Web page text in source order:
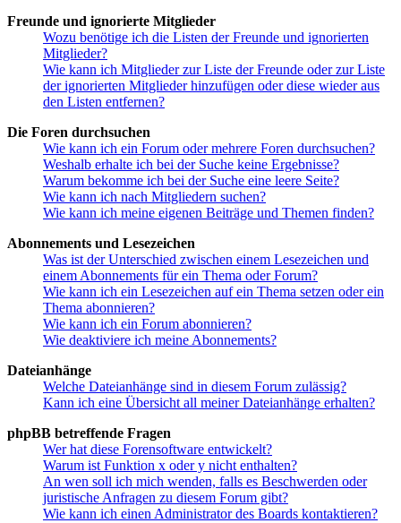
Freunde und ignorierte Mitglieder
Wozu benötige ich die Listen der Freunde und ignorierten
Mitglieder?
Wie kann ich Mitglieder zur Liste der Freunde oder zur Liste
der ignorierten Mitglieder hinzufügen oder diese wieder aus
den Listen entfernen?
Die Foren durchsuchen
Wie kann ich ein Forum oder mehrere Foren durchsuchen?
Weshalb erhalte ich bei der Suche keine Ergebnisse?
Warum bekomme ich bei der Suche eine leere Seite?
Wie kann ich nach Mitgliedern suchen?
Wie kann ich meine eigenen Beiträge und Themen finden?
Abonnements und Lesezeichen
Was ist der Unterschied zwischen einem Lesezeichen und
einem Abonnements für ein Thema oder Forum?
Wie kann ich ein Lesezeichen auf ein Thema setzen oder ein
Thema abonnieren?
Wie kann ich ein Forum abonnieren?
Wie deaktiviere ich meine Abonnements?
Dateianhänge
Welche Dateianhänge sind in diesem Forum zulässig?
Kann ich eine Übersicht all meiner Dateianhänge erhalten?
phpBB betreffende Fragen
Wer hat diese Forensoftware entwickelt?
Warum ist Funktion x oder y nicht enthalten?
An wen soll ich mich wenden, falls es Beschwerden oder
juristische Anfragen zu diesem Forum gibt?
Wie kann ich einen Administrator des Boards kontaktieren?